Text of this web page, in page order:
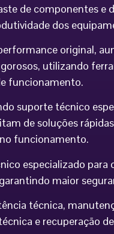
de componentes
dos
original,
utilizando
funcionamento.
suporte técnico
de soluções
funcionamento.
especializado para
maior
técnica,
e recuperação